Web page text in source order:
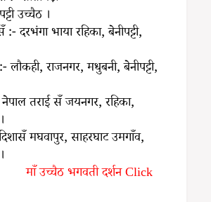
उच्चैठ ।
:- दरभंगा भाया रहिका, बेनीपट्टी,
लौकही, राजनगर, मधुबनी, बेनीपट्टी,
तराई सँ जयनगर, रहिका,
मघवापुर, साहरघाट उमगाँव,
माँ उच्चैठ भगवती दर्शन Click